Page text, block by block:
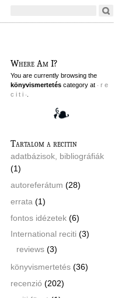
Where Am I?
You are currently browsing the
könyvismertetés category at ‧ r e
c i t i ‧
Tartalom a recitin
adatbázisok, bibliográfiák
(1)
autoreferátum (28)
errata (1)
fontos idézetek (6)
International reciti (3)
reviews (3)
könyvismertetés (36)
recenzió (202)